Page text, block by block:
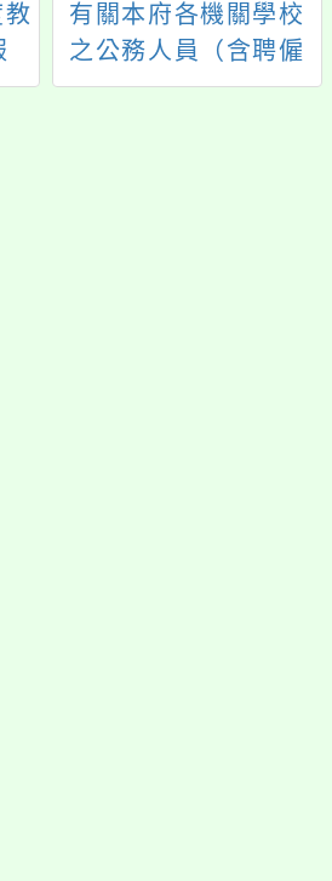
有關本府各機關學校
之公務人員（含聘僱
人員），除加班補休